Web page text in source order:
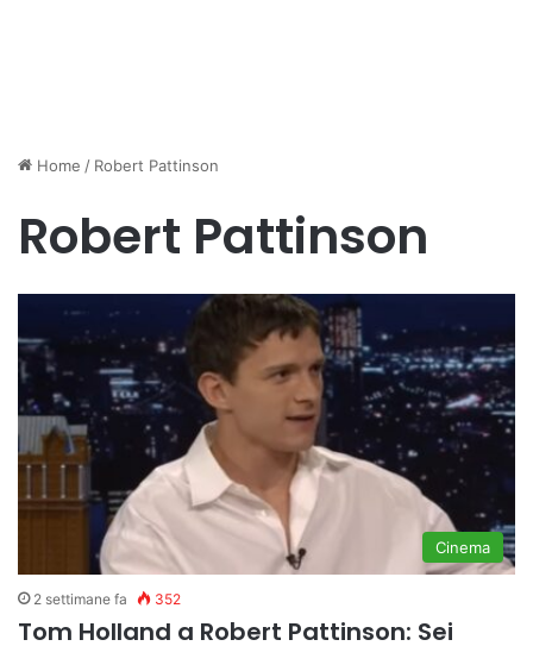
Home / Robert Pattinson
Robert Pattinson
Cinema
2 settimane fa 352
Tom Holland a Robert Pattinson: Sei